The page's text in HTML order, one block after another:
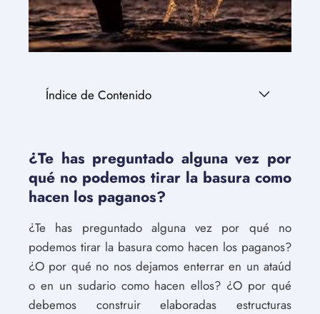
Índice de Contenido
¿Te has preguntado alguna vez por
qué no podemos tirar la basura como
hacen los paganos?
¿Te has preguntado alguna vez por qué no
podemos tirar la basura como hacen los paganos?
¿O por qué no nos dejamos enterrar en un ataúd
o en un sudario como hacen ellos? ¿O por qué
debemos construir elaboradas estructuras